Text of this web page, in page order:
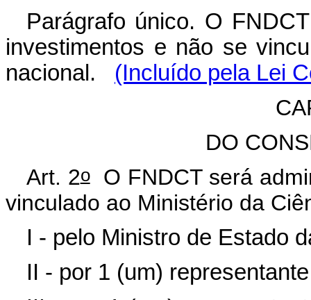
Parágrafo único. O
investimentos e não se
nacional.
(Incluído pela Lei
DO
Art. 2oO FNDCT será
vinculado ao Ministério da
I - pelo Ministro de Estado
II - por 1 (um)